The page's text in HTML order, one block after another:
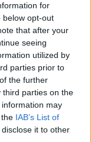
for
below opt-out
that after your
seeing
utilized by
parties prior to
the further
third parties on the
information may
IAB’s List of
it to other
į judrią
įlėkė „ant
vilkiko
ratai pakilo